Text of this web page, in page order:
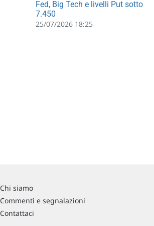
Fed, Big Tech e livelli Put sotto
7.450
25/07/2026 18:25
Chi siamo
Commenti e segnalazioni
Contattaci